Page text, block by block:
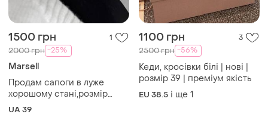
1500 грн 1
2000 грн -25%
Marsell
Продам сапоги в луже
хорошому станi,розмiр
39,по устiльцi 25,7см
UA 39
1100 грн 3
2500 грн -56%
Кеди, кросівки білі | нові |
розмір 39 | преміум якість
EU 38.5 і ще 1